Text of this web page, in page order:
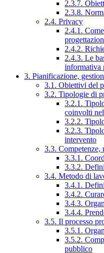
2.3.7.
2.3.8.
2.4. Privacy
2.4.1.
2.4.2.
2.4.3. Le
informativa
3. Pianificazione,
3.1. Obiettivi del
3.2. Tipologie di
3.2.1.
coinvolti
3.2.2.
3.2.3.
intervento
3.3.
3.3.1.
3.3.2.
3.4. Metodo di
3.4.1.
3.4.2.
3.4.3.
3.4.4.
3.5. Il processo
3.5.1.
3.5.2.
pubblico